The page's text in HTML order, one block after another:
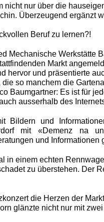
nur über die
Überzeugend ergänzt
Beruf zu lernen?!
Mechanische Werkstätte
Markt
hervor und präsentierte
so manchem die
Baumgartner: Es ist für
ausserhalb des
Bildern und
mit «Demenz na
und Informationen
in einem echten
zu überstehen. Der
die Herzen der
glänzte nicht nur mit